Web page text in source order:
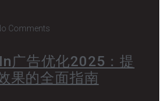
Comments
广告优化2025：提
果的全面指南